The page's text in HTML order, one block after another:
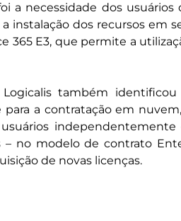
a necessidade dos
instalação dos recursos em
365 E3, que permite a
também
a contratação em
– no modelo de contrato
de novas licenças.